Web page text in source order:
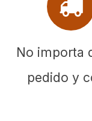
No importa
pedido y